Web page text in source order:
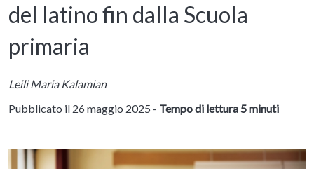
del latino fin dalla Scuola
primaria
Leili Maria Kalamian
Pubblicato il 26 maggio 2025 - Tempo di lettura 5 minuti